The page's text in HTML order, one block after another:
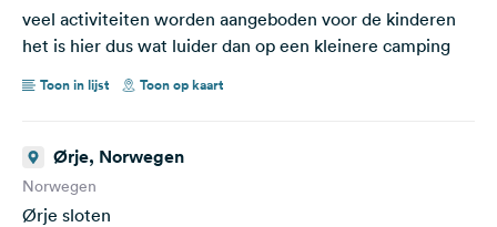
veel activiteiten worden aangeboden voor de kinderen
het is hier dus wat luider dan op een kleinere camping
Toon in lijst Toon op kaart
Ørje, Norwegen
Norwegen
Ørje sloten